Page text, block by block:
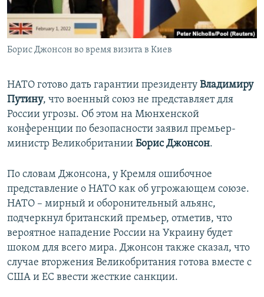
ПОБЕДИТЕЛЕЙ НЕ СУДЯТ?
КРЫМ.НЕПОКОРЕННЫЙ
ELIFBE
ПРИСОЕДИНЯЙТЕСЬ!
Все сайты RFE/RL
Борис Джонсон во время визита в Киев
НАТО готово дать гарантии президенту Владимиру
Путину, что военный союз не представляет для
России угрозы. Об этом на Мюнхенской
конференции по безопасности заявил премьер-
министр Великобритании Борис Джонсон.
По словам Джонсона, у Кремля ошибочное
представление о НАТО как об угрожающем союзе.
НАТО – мирный и оборонительный альянс,
подчеркнул британский премьер, отметив, что
вероятное нападение России на Украину будет
шоком для всего мира. Джонсон также сказал, что
случае вторжения Великобритания готова вместе с
США и ЕС ввести жесткие санкции.